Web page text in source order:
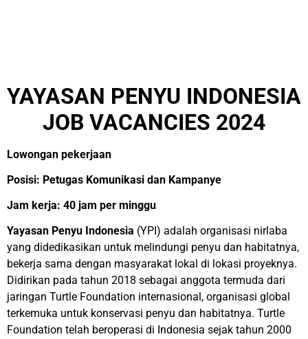
YAYASAN PENYU INDONESIA
JOB VACANCIES 2024
Lowongan pekerjaan
Posisi: Petugas Komunikasi dan Kampanye
Jam kerja: 40 jam per minggu
Yayasan Penyu Indonesia (YPI) adalah organisasi nirlaba
yang didedikasikan untuk melindungi penyu dan habitatnya,
bekerja sama dengan masyarakat lokal di lokasi proyeknya.
Didirikan pada tahun 2018 sebagai anggota termuda dari
jaringan Turtle Foundation internasional, organisasi global
terkemuka untuk konservasi penyu dan habitatnya. Turtle
Foundation telah beroperasi di Indonesia sejak tahun 2000